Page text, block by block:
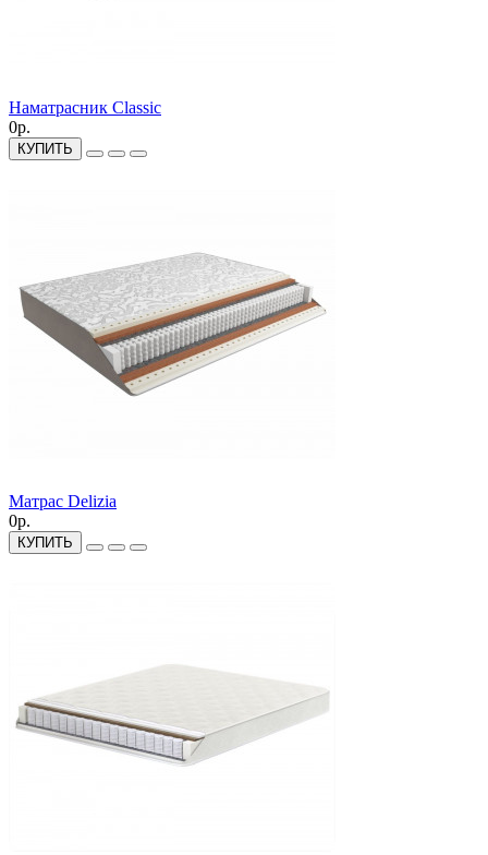
Наматрасник Classic
0р.
КУПИТЬ
Матрас Delizia
0р.
КУПИТЬ